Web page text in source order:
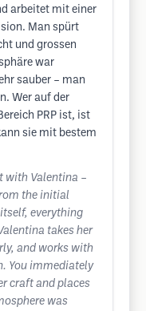
arbeitet mit einer
Man spürt
und grossen
war
sauber – man
Wer auf der
PRP ist, ist
sie mit bestem
with Valentina –
the initial
everything
takes her
and works with
You immediately
craft and places
was